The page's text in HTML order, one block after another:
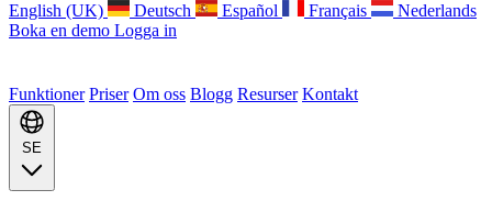
English (UK)
Deutsch Español Français
Nederlands
Boka en demo Logga in
Funktioner Priser Om oss Blogg Resurser Kontakt
SE